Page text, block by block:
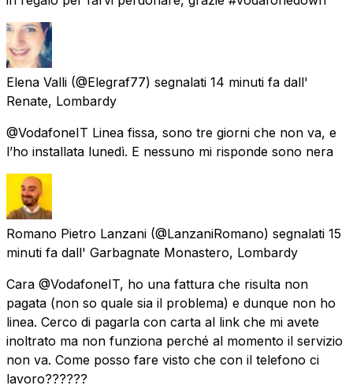
Elena Valli (@Elegraf77) segnalati 14 minuti fa dall'
Renate, Lombardy
@VodafoneIT Linea fissa, sono tre giorni che non va, e
l’ho installata lunedì. E nessuno mi risponde sono nera
Romano Pietro Lanzani (@LanzaniRomano) segnalati 15
minuti fa dall' Garbagnate Monastero, Lombardy
Cara @VodafoneIT, ho una fattura che risulta non
pagata (non so quale sia il problema) e dunque non ho
linea. Cerco di pagarla con carta al link che mi avete
inoltrato ma non funziona perché al momento il servizio
non va. Come posso fare visto che con il telefono ci
lavoro??????